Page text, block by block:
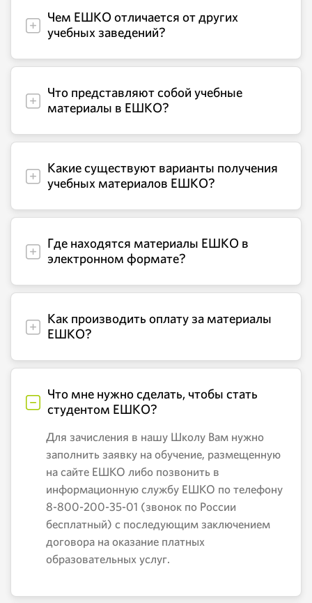
Чем ЕШКО отличается от других
учебных заведений?
Что представляют собой учебные
материалы в ЕШКО?
Какие существуют варианты получения
учебных материалов ЕШКО?
Где находятся материалы ЕШКО в
электронном формате?
Как производить оплату за материалы
ЕШКО?
Что мне нужно сделать, чтобы стать
студентом ЕШКО?
Для зачисления в нашу Школу Вам нужно
заполнить заявку на обучение, размещенную
на сайте ЕШКО либо позвонить в
информационную службу ЕШКО по телефону
8-800-200-35-01 (звонок по России
бесплатный) с последующим заключением
договора на оказание платных
образовательных услуг.